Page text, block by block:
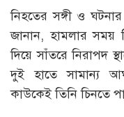
নিহতের সঙ্গী ও
জানান, হামলার সময়
দিয়ে সাঁতরে নিরাপদ
দুই হাতে সামান্য
কাউকেই তিনি চিনতে